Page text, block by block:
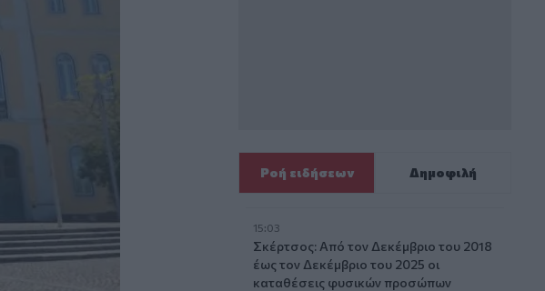
Ροή ειδήσεων Δημοφιλή
15:03
Σκέρτσος: Από τον Δεκέμβριο του 2018
έως τον Δεκέμβριο του 2025 οι
καταθέσεις φυσικών προσώπων